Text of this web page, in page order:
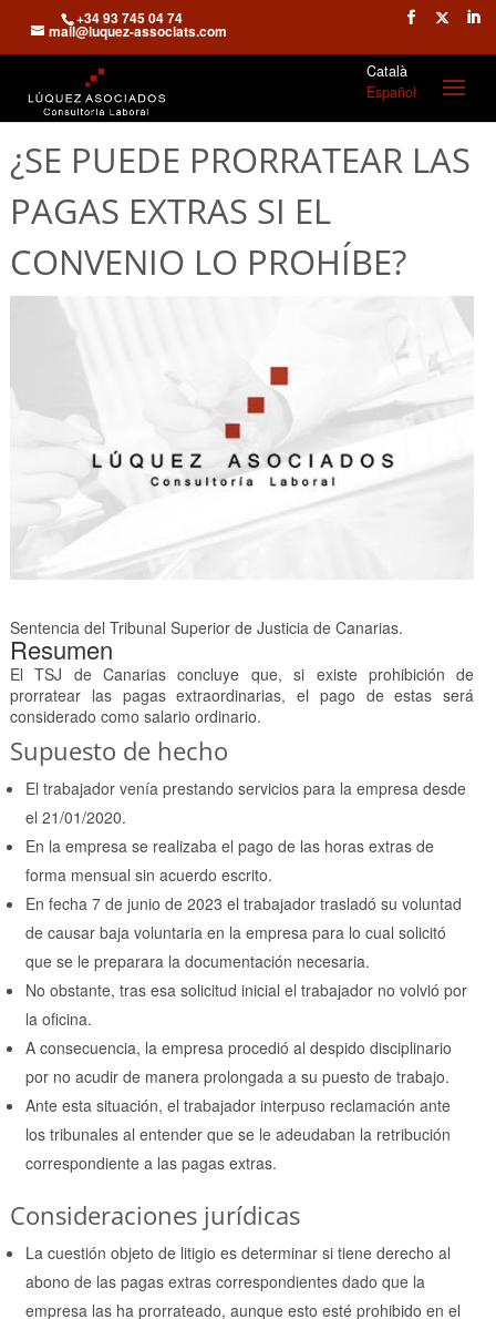
+34 93 745 04 74
mail@luquez-associats.com
Català
Español
¿SE PUEDE PRORRATEAR LAS
PAGAS EXTRAS SI EL
CONVENIO LO PROHÍBE?
Sentencia del Tribunal Superior de Justicia de Canarias.
Resumen
El TSJ de Canarias concluye que, si existe prohibición de
prorratear las pagas extraordinarias, el pago de estas será
considerado como salario ordinario.
Supuesto de hecho
El trabajador venía prestando servicios para la empresa desde
el 21/01/2020.
En la empresa se realizaba el pago de las horas extras de
forma mensual sin acuerdo escrito.
En fecha 7 de junio de 2023 el trabajador trasladó su voluntad
de causar baja voluntaria en la empresa para lo cual solicitó
que se le preparara la documentación necesaria.
No obstante, tras esa solicitud inicial el trabajador no volvió por
la oficina.
A consecuencia, la empresa procedió al despido disciplinario
por no acudir de manera prolongada a su puesto de trabajo.
Ante esta situación, el trabajador interpuso reclamación ante
los tribunales al entender que se le adeudaban la retribución
correspondiente a las pagas extras.
Consideraciones jurídicas
La cuestión objeto de litigio es determinar si tiene derecho al
abono de las pagas extras correspondientes dado que la
empresa las ha prorrateado, aunque esto esté prohibido en el